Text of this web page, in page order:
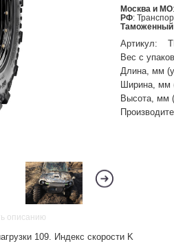
описанию
Москва и МО
РФ:
Артикул:
Вес с
Длина, мм
Ширина, мм
Высота, мм
109. Индекс скорости K